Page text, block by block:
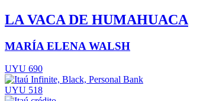
LA VACA DE HUMAHUACA
MARÍA ELENA WALSH
UYU 690
UYU 518